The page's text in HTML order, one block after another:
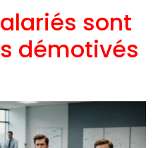
sont
démotivés